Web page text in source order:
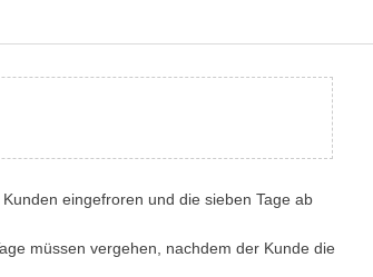
eingefroren und die sieben Tage ab
müssen vergehen, nachdem der Kunde die